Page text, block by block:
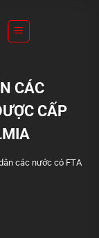
CÁC
CẤP
các nước có FTA